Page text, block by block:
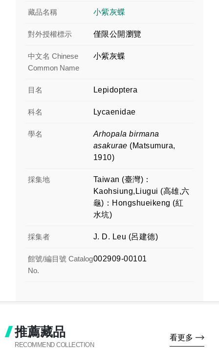
藏品名稱 小紫灰蝶
對外授權標示 僅限公開瀏覽
中文名 Chinese
Common Name
小紫灰蝶
目名 Lepidoptera
科名 Lycaenidae
學名
Arhopala birmana
asakurae (Matsumura,
1910)
採集地
Taiwan (臺灣)：
Kaohsiung,Liugui (高雄,六
龜)：Hongshueikeng (紅
水坑)
採集者 J. D. Leu (呂建德)
館號/編目號 Catalog
No.
002909-00101
推薦藏品
RECOMMEND COLLECTION
看更多